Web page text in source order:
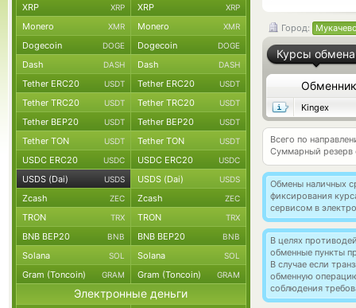
Город:
Курсы обмена
Обменник
Kingex
Всего по
Суммарный резерв
Обмены наличных
фиксирования
сервисом в
В целях
обменные пункты
В случае если
обменную
соблюдения
XRP XRP XRP XRP
Monero XMR Monero XMR
Dogecoin DOGE Dogecoin DOGE
Dash DASH Dash DASH
Tether ERC20 USDT Tether ERC20 USDT
Tether TRC20 USDT Tether TRC20 USDT
Tether BEP20 USDT Tether BEP20 USDT
Tether TON USDT Tether TON USDT
USDC ERC20 USDC USDC ERC20 USDC
USDS (Dai) USDS USDS (Dai) USDS
Zcash ZEC Zcash ZEC
TRON TRX TRON TRX
BNB BEP20 BNB BNB BEP20 BNB
Solana SOL Solana SOL
Gram (Toncoin) GRAM Gram (Toncoin) GRAM
Электронные деньги